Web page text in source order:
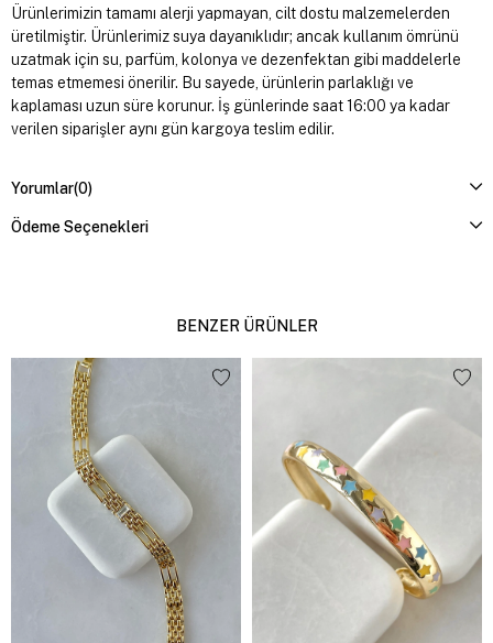
Ürünlerimizin tamamı alerji yapmayan, cilt dostu malzemelerden
üretilmiştir. Ürünlerimiz suya dayanıklıdır; ancak kullanım ömrünü
uzatmak için su, parfüm, kolonya ve dezenfektan gibi maddelerle
temas etmemesi önerilir. Bu sayede, ürünlerin parlaklığı ve
kaplaması uzun süre korunur. İş günlerinde saat 16:00 ya kadar
verilen siparişler aynı gün kargoya teslim edilir.
Yorumlar(0)
Ödeme Seçenekleri
BENZER ÜRÜNLER